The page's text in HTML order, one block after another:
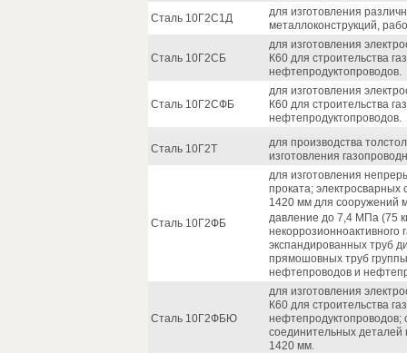
Сталь 10Г2С1Д
для изготовления
металлоконструкций,
Сталь 10Г2СБ
для изготовления
К60 для строительства
нефтепродуктопроводов.
Сталь 10Г2СФБ
для изготовления
К60 для строительства
нефтепродуктопроводов.
Сталь 10Г2Т
для производства
изготовления
Сталь 10Г2ФБ
для изготовления
проката;
1420 мм для сооружений
давление до 7,4 МПа (75
экспандированных труб
прямошовных труб
нефтепроводов и
Сталь 10Г2ФБЮ
для изготовления
К60 для строительства
нефтепродуктопроводов;
соединительных деталей
1420 мм.